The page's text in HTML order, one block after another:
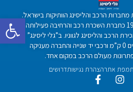
פתחמחברות הרכב והליסינג הוותיקות בישראל.
היא החלה דרכה בשנת 1985 כחברת השכרת רכב והרחיבה פעילותה
הרכב והליסינג לגווניו. ב”גלי ליסינג”
מגוון רחב של רכבים חדשים 0 ק”מ ורכבי יד שנייה והחברה מעניקה
מעולם הרכב במקום אחד.
מפת אתרהצהרת נגישותדרושים